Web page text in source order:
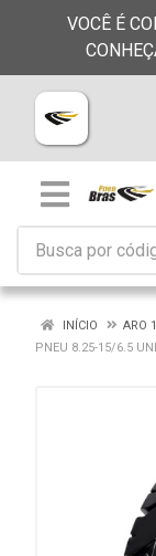
VOCÊ É
INÍCIO ARO
PNEU 8.25-15/6.5